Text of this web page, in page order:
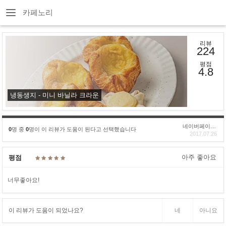
카페노리
냉동생지 - 미니 바닐라 크라운
리뷰
224
평점
4.8
0명 중 0명이 이 리뷰가 도움이 된다고 선택했습니다
2017.07.26
평점 아주 좋아요
너무좋아요!
이 리뷰가 도움이 되었나요? 네 아니요